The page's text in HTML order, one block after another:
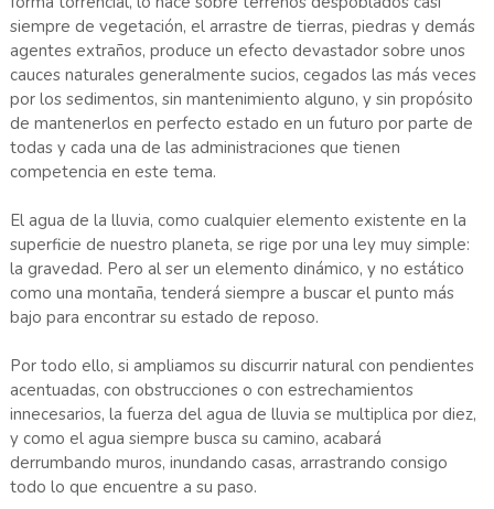
siempre de vegetación, el arrastre de tierras, piedras y demás
agentes extraños, produce un efecto devastador sobre unos
cauces naturales generalmente sucios, cegados las más veces
por los sedimentos, sin mantenimiento alguno, y sin propósito
de mantenerlos en perfecto estado en un futuro por parte de
todas y cada una de las administraciones que tienen
competencia en este tema.
El agua de la lluvia, como cualquier elemento existente en la
superficie de nuestro planeta, se rige por una ley muy simple:
la gravedad. Pero al ser un elemento dinámico, y no estático
como una montaña, tenderá siempre a buscar el punto más
bajo para encontrar su estado de reposo.
Por todo ello, si ampliamos su discurrir natural con pendientes
acentuadas, con obstrucciones o con estrechamientos
innecesarios, la fuerza del agua de lluvia se multiplica por diez,
y como el agua siempre busca su camino, acabará
derrumbando muros, inundando casas, arrastrando consigo
todo lo que encuentre a su paso.